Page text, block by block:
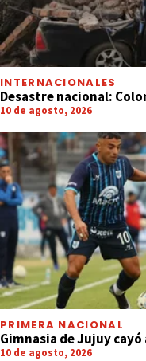
INTERNACIONALES
Desastre nacional:
10 de agosto, 2026
PRIMERA NACIONAL
Gimnasia de Jujuy
10 de agosto, 2026